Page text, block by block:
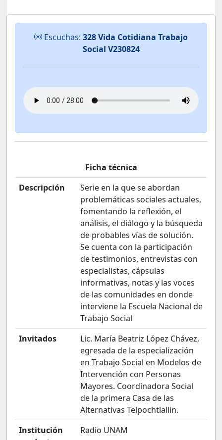
Escuchas: 328 Vida Cotidiana Trabajo
Social V230824
Ficha técnica
Descripción
Serie en la que se abordan
problemáticas sociales actuales,
fomentando la reflexión, el
análisis, el diálogo y la búsqueda
de probables vías de solución.
Se cuenta con la participación
de testimonios, entrevistas con
especialistas, cápsulas
informativas, notas y las voces
de las comunidades en donde
interviene la Escuela Nacional de
Trabajo Social
Invitados
Lic. María Beatriz López Chávez,
egresada de la especialización
en Trabajo Social en Modelos de
Intervención con Personas
Mayores. Coordinadora Social
de la primera Casa de las
Alternativas Telpochtlallin.
Institución
Radio UNAM